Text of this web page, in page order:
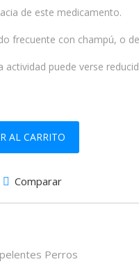
de este medicamento.
frecuente con champú, o
puede verse
PARA PERROS DE 10 A 25
AL CARRITO
Comparar
Perros